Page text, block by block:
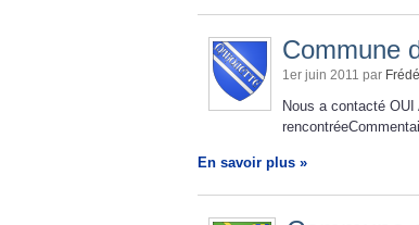
Commune
1er juin 2011 par
Nous a contacté
En savoir plus »